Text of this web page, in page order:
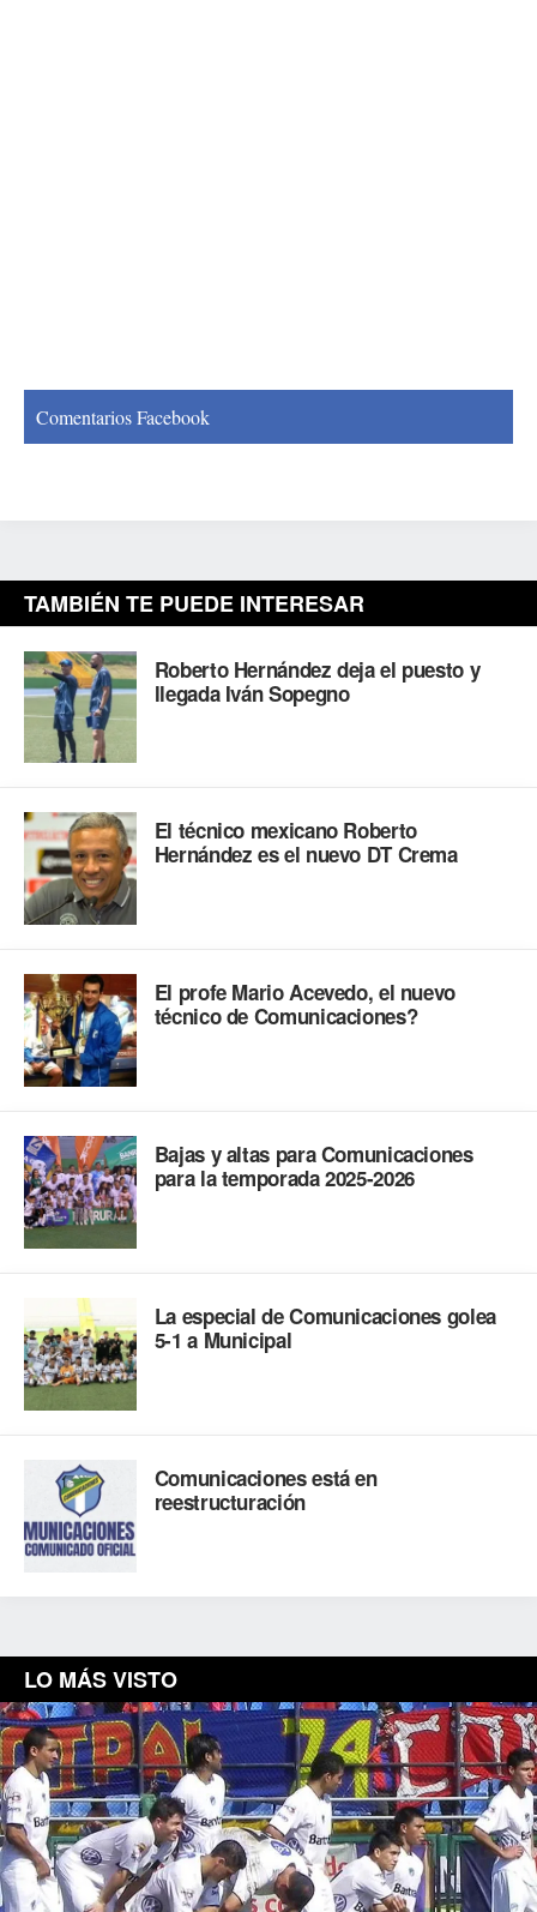
Comentarios Facebook
TAMBIÉN TE PUEDE INTERESAR
Roberto Hernández deja el puesto y
llegada Iván Sopegno
El técnico mexicano Roberto
Hernández es el nuevo DT Crema
El profe Mario Acevedo, el nuevo
técnico de Comunicaciones?
Bajas y altas para Comunicaciones
para la temporada 2025-2026
La especial de Comunicaciones golea
5-1 a Municipal
Comunicaciones está en
reestructuración
LO MÁS VISTO